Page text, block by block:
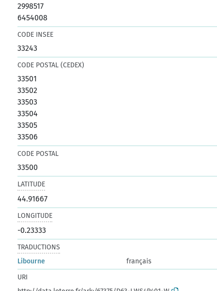
2998517
6454008
CODE INSEE
33243
CODE POSTAL (CEDEX)
33501
33502
33503
33504
33505
33506
CODE POSTAL
33500
LATITUDE
44.91667
LONGITUDE
-0.23333
TRADUCTIONS
Libourne
français
URI